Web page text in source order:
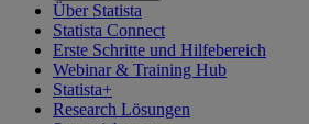
Über Statista
Statista Connect
Erste Schritte und Hilfebereich
Webinar & Training Hub
Statista+
Research Lösungen